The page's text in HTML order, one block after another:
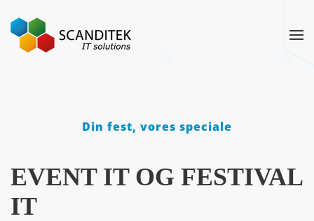
Gå til hovedindhold
Din fest, vores speciale
EVENT IT OG FESTIVAL
IT